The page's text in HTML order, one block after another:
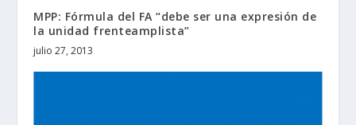
MPP: Fórmula del FA “debe ser una expresión de
la unidad frenteamplista”
julio 27, 2013